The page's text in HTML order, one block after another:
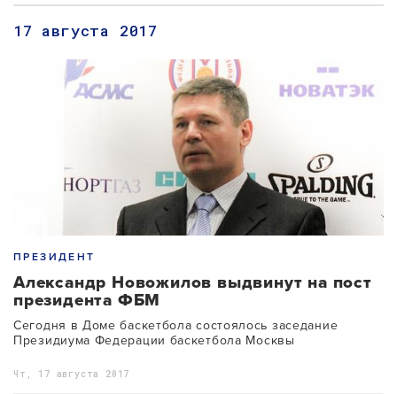
17 августа 2017
ПРЕЗИДЕНТ
Александр Новожилов выдвинут на пост
президента ФБМ
Сегодня в Доме баскетбола состоялось заседание
Президиума Федерации баскетбола Москвы
Чт, 17 августа 2017